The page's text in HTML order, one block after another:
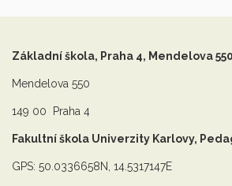
Základní škola, Praha 4, Mendelova 550
Mendelova 550
149 00 Praha 4
Fakultní škola Univerzity Karlovy,
GPS: 50.0336658N, 14.5317147E